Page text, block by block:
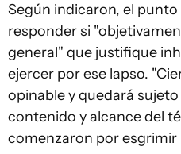
Según indicaron, el
responder si
general" que justifique
ejercer por ese lapso.
opinable y quedará
contenido y alcance del
comenzaron por esgrimir